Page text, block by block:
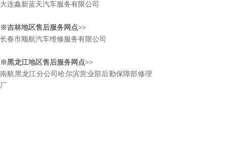
大连鑫新蓝天汽车服务有限公司
※吉林地区售后服务网点>>
长春市顺航汽车维修服务有限公司
※黑龙江地区售后服务网点>>
南航黑龙江分公司哈尔滨营业部后勤保障部修理
厂